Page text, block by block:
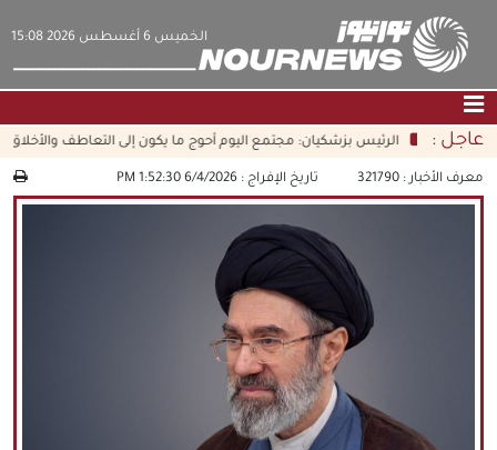
‫‫الخميس‬‬ 6 أغسطس 2026 15:08
الصفحة الرئيسية|التواصل معنا |من نحن
الثقافة والمجتمع
الوسائط المتعددة
English
|العربيه|
עברית|
русский |中文
|
عاجل : الرئيس بزشكيان: مجتمع اليوم أحوج ما يكون إلى التعاطف والأخلاق
معرف الأخبار : 321790 تاريخ الإفراج :6/4/2026 1:52:30 PM